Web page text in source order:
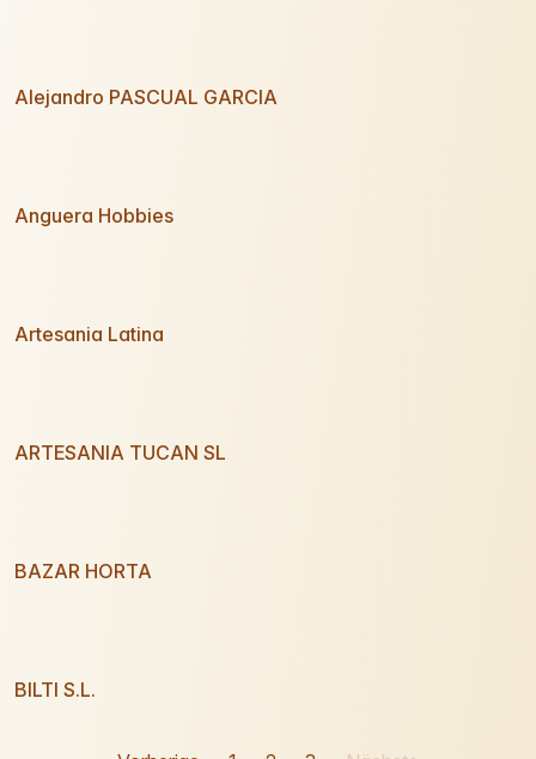
Alejandro PASCUAL GARCIA
Anguera Hobbies
Artesania Latina
ARTESANIA TUCAN SL
BAZAR HORTA
BILTI S.L.